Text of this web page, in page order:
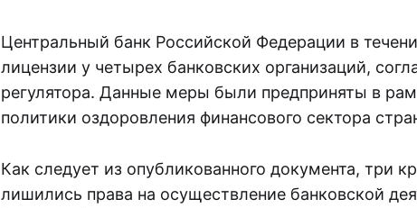
Центральный банк Российской Федерации в
лицензии у четырех банковских организаций,
регулятора. Данные меры были предприняты в
политики оздоровления финансового сектора
Как следует из опубликованного документа, три
лишились права на осуществление банковской